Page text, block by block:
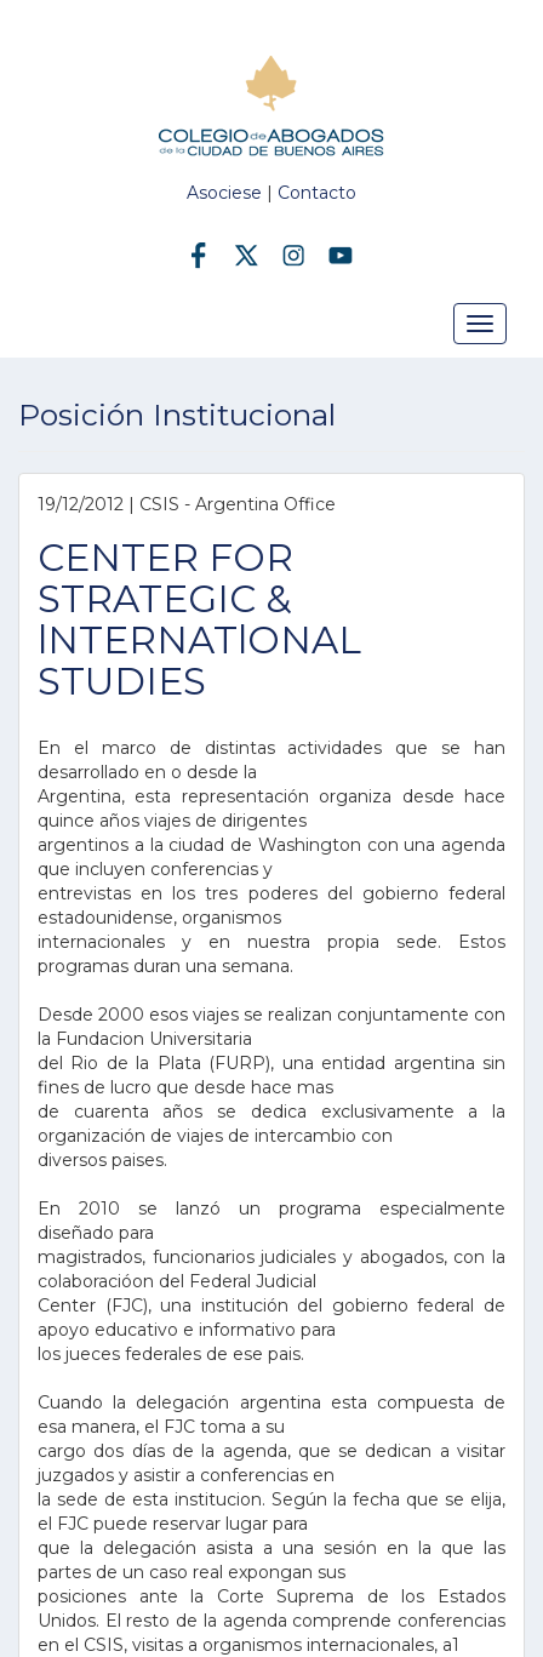
Asociese | Contacto
Toggle
Posición Institucional
19/12/2012 | CSIS - Argentina Office
CENTER FOR
STRATEGIC &
lNTERNATlONAL
STUDIES
En el marco de distintas actividades que se han
desarrollado en o desde la
Argentina, esta representación organiza desde hace
quince años viajes de dirigentes
argentinos a la ciudad de Washington con una agenda
que incluyen conferencias y
entrevistas en los tres poderes del gobierno federal
estadounidense, organismos
internacionales y en nuestra propia sede. Estos
programas duran una semana.
Desde 2000 esos viajes se realizan conjuntamente con
la Fundacion Universitaria
del Rio de la Plata (FURP), una entidad argentina sin
fines de lucro que desde hace mas
de cuarenta años se dedica exclusivamente a la
organización de viajes de intercambio con
diversos paises.
En 2010 se lanzó un programa especialmente
diseñado para
magistrados, funcionarios judiciales y abogados, con la
colaboracióon del Federal Judicial
Center (FJC), una institución del gobierno federal de
apoyo educativo e informativo para
los jueces federales de ese pais.
Cuando la delegación argentina esta compuesta de
esa manera, el FJC toma a su
cargo dos días de la agenda, que se dedican a visitar
juzgados y asistir a conferencias en
la sede de esta institucion. Según la fecha que se elija,
el FJC puede reservar lugar para
que la delegación asista a una sesión en la que las
partes de un caso real expongan sus
posiciones ante la Corte Suprema de los Estados
Unidos. El resto de la agenda comprende conferencias
en el CSIS, visitas a organismos internacionales, a1